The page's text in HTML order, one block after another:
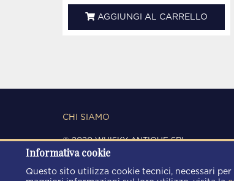
AGGIUNGI AL CARRELLO
CHI SIAMO
© 2020 WHISKY ANTIQUE SRL
C.F. / P.IVA 03266720360
REGISTRO IMPRESE DI MODENA
Informativa cookie
Questo sito utilizza cookie tecnici, necessari